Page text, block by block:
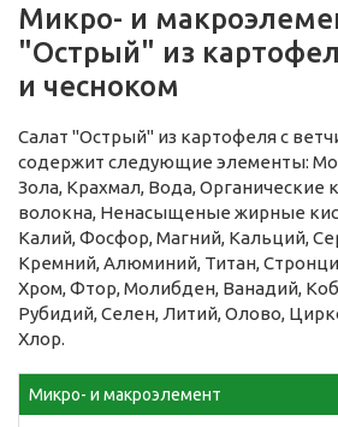
Микро- и
"Острый" из
и чесноком
Салат "Острый" из картофеля с
содержит следующие элементы:
Зола, Крахмал, Вода,
волокна, Ненасыщеные жирные
Калий, Фосфор, Магний, Кальций,
Кремний, Алюминий, Титан,
Хром, Фтор, Молибден, Ванадий,
Рубидий, Селен, Литий, Олово,
Хлор.
Микро- и макроэлемент